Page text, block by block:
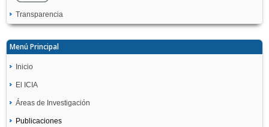
Transparencia
Menú Principal
Inicio
El ICIA
Áreas de Investigación
Publicaciones